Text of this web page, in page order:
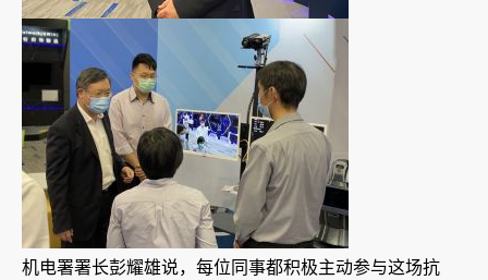
机电署署长彭耀雄说，每位同事都积极主动参与这场抗